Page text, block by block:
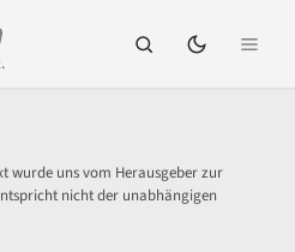
wurde uns vom Herausgeber zur
nicht der unabhängigen